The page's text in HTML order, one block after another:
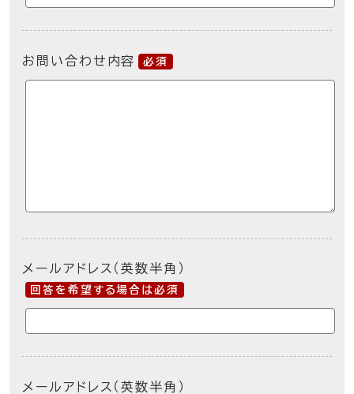
お問い合わせ内容 必須
メールアドレス（英数半角）
回答を希望する場合は必須
メールアドレス（英数半角）